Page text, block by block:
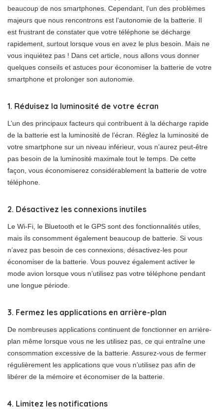
beaucoup de nos smartphones. Cependant, l’un des problèmes
majeurs que nous rencontrons est l’autonomie de la batterie. Il
est frustrant de constater que votre téléphone se décharge
rapidement, surtout lorsque vous en avez le plus besoin. Mais ne
vous inquiétez pas ! Dans cet article, nous allons vous donner
quelques conseils et astuces pour économiser la batterie de votre
smartphone et prolonger son autonomie.
1. Réduisez la luminosité de votre écran
L’un des principaux facteurs qui contribuent à la décharge rapide
de la batterie est la luminosité de l’écran. Réglez la luminosité de
votre smartphone sur un niveau inférieur, vous n’aurez peut-être
pas besoin de la luminosité maximale tout le temps. De cette
façon, vous économiserez considérablement la batterie de votre
téléphone.
2. Désactivez les connexions inutiles
Le Wi-Fi, le Bluetooth et le GPS sont des fonctionnalités utiles,
mais ils consomment également beaucoup de batterie. Si vous
n’avez pas besoin de ces connexions, désactivez-les pour
économiser de la batterie. Vous pouvez également activer le
mode avion lorsque vous n’utilisez pas votre téléphone pendant
une longue période.
3. Fermez les applications en arrière-plan
De nombreuses applications continuent de fonctionner en arrière-
plan même lorsque vous ne les utilisez pas, ce qui entraîne une
consommation excessive de la batterie. Assurez-vous de fermer
régulièrement les applications que vous n’utilisez pas afin de
libérer de la mémoire et économiser de la batterie.
4. Limitez les notifications